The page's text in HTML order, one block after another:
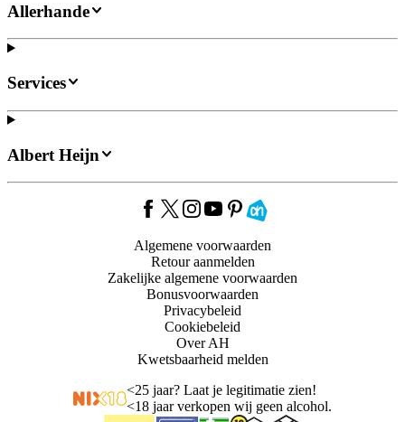
Allerhande
Services
Albert Heijn
Algemene voorwaarden
Retour aanmelden
Zakelijke algemene voorwaarden
Bonusvoorwaarden
Privacybeleid
Cookiebeleid
Over AH
Kwetsbaarheid melden
<25 jaar? Laat je legitimatie zien!
<18 jaar verkopen wij geen alcohol.